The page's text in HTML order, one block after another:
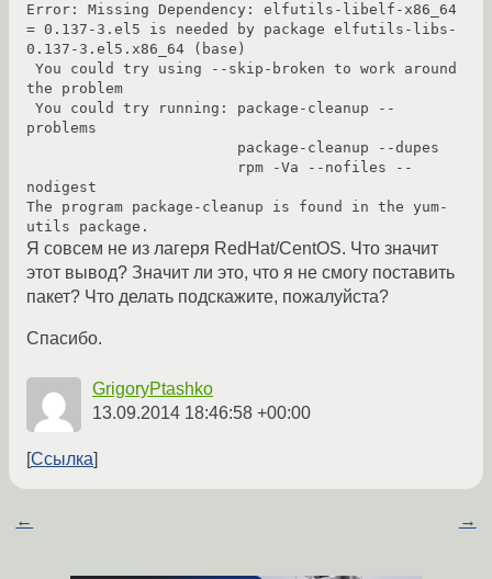
Error: Missing Dependency: elfutils-libelf-x86_64
= 0.137-3.el5 is needed by package elfutils-libs-
0.137-3.el5.x86_64 (base)
the problem
problems
nodigest
The program package-cleanup is found in the yum-
Я совсем не из лагеря RedHat/CentOS. Что значит
этот вывод? Значит ли это, что я не смогу поставить
пакет? Что делать подскажите, пожалуйста?
Спасибо.
GrigoryPtashko
13.09.2014 18:46:58 +00:00
Ссылка
← →